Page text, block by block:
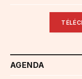
AGENDA